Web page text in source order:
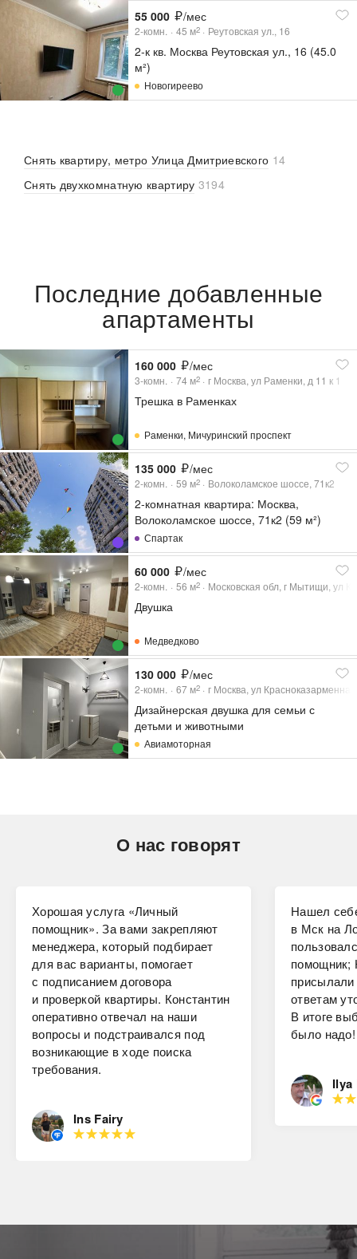
55 000 /мес
2-комн. 45 м2 Реутовская ул., 16
2-к кв. Москва Реутовская ул., 16 (45.0
м²)
Новогиреево
Снять квартиру, метро Улица Дмитриевского 14
Снять двухкомнатную квартиру 3194
Последние добавленные
апартаменты
160 000 /мес
3-комн. 74 м2 г Москва, ул Раменки, д 11 к 1
Трешка в Раменках
Раменки, Мичуринский проспект
135 000 /мес
2-комн. 59 м2 Волоколамское шоссе, 71к2
2-комнатная квартира: Москва,
Волоколамское шоссе, 71к2 (59 м²)
Спартак
60 000 /мес
2-комн. 56 м2 Московская обл, г Мытищи, ул
Двушка
Медведково
130 000 /мес
2-комн. 67 м2 г Москва, ул
Дизайнерская двушка для семьи с
детьми и животными
Авиамоторная
О нас говорят
Хорошая услуга «Личный
помощник». За вами закрепляют
менеджера, который подбирает
для вас варианты, помогает
с подписанием договора
и проверкой квартиры. Константин
оперативно отвечал на наши
вопросы и подстраивался под
возникающие в ходе поиска
требования.
Ins Fairy
Нашел
в Мск на
помощник;
ответам
В итоге
было надо!
Ilya